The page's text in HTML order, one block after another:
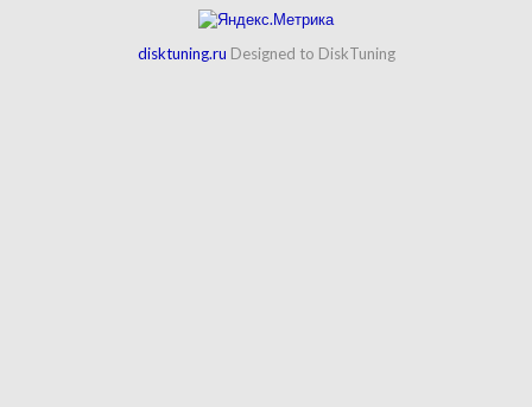
disktuning.ru Designed to DiskTuning